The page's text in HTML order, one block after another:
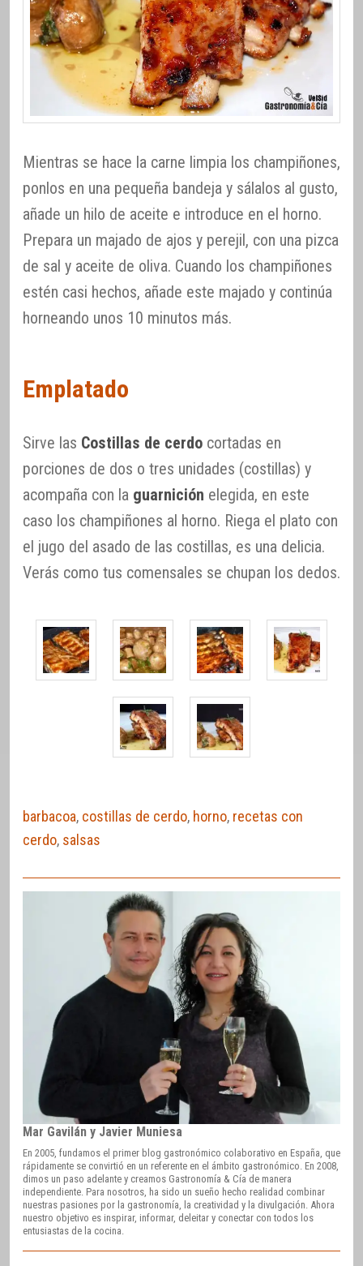
Mientras se hace la carne limpia los champiñones,
ponlos en una pequeña bandeja y sálalos al gusto,
añade un hilo de aceite e introduce en el horno.
Prepara un majado de ajos y perejil, con una pizca
de sal y aceite de oliva. Cuando los champiñones
estén casi hechos, añade este majado y continúa
horneando unos 10 minutos más.
Emplatado
Sirve las Costillas de cerdo cortadas en
porciones de dos o tres unidades (costillas) y
acompaña con la guarnición elegida, en este
caso los champiñones al horno. Riega el plato con
el jugo del asado de las costillas, es una delicia.
Verás como tus comensales se chupan los dedos.
barbacoa, costillas de cerdo, horno, recetas con
cerdo, salsas
Mar Gavilán y Javier Muniesa
En 2005, fundamos el primer blog gastronómico colaborativo en España, que
rápidamente se convirtió en un referente en el ámbito gastronómico. En 2008,
dimos un paso adelante y creamos Gastronomía & Cía de manera
independiente. Para nosotros, ha sido un sueño hecho realidad combinar
nuestras pasiones por la gastronomía, la creatividad y la divulgación. Ahora
nuestro objetivo es inspirar, informar, deleitar y conectar con todos los
entusiastas de la cocina.